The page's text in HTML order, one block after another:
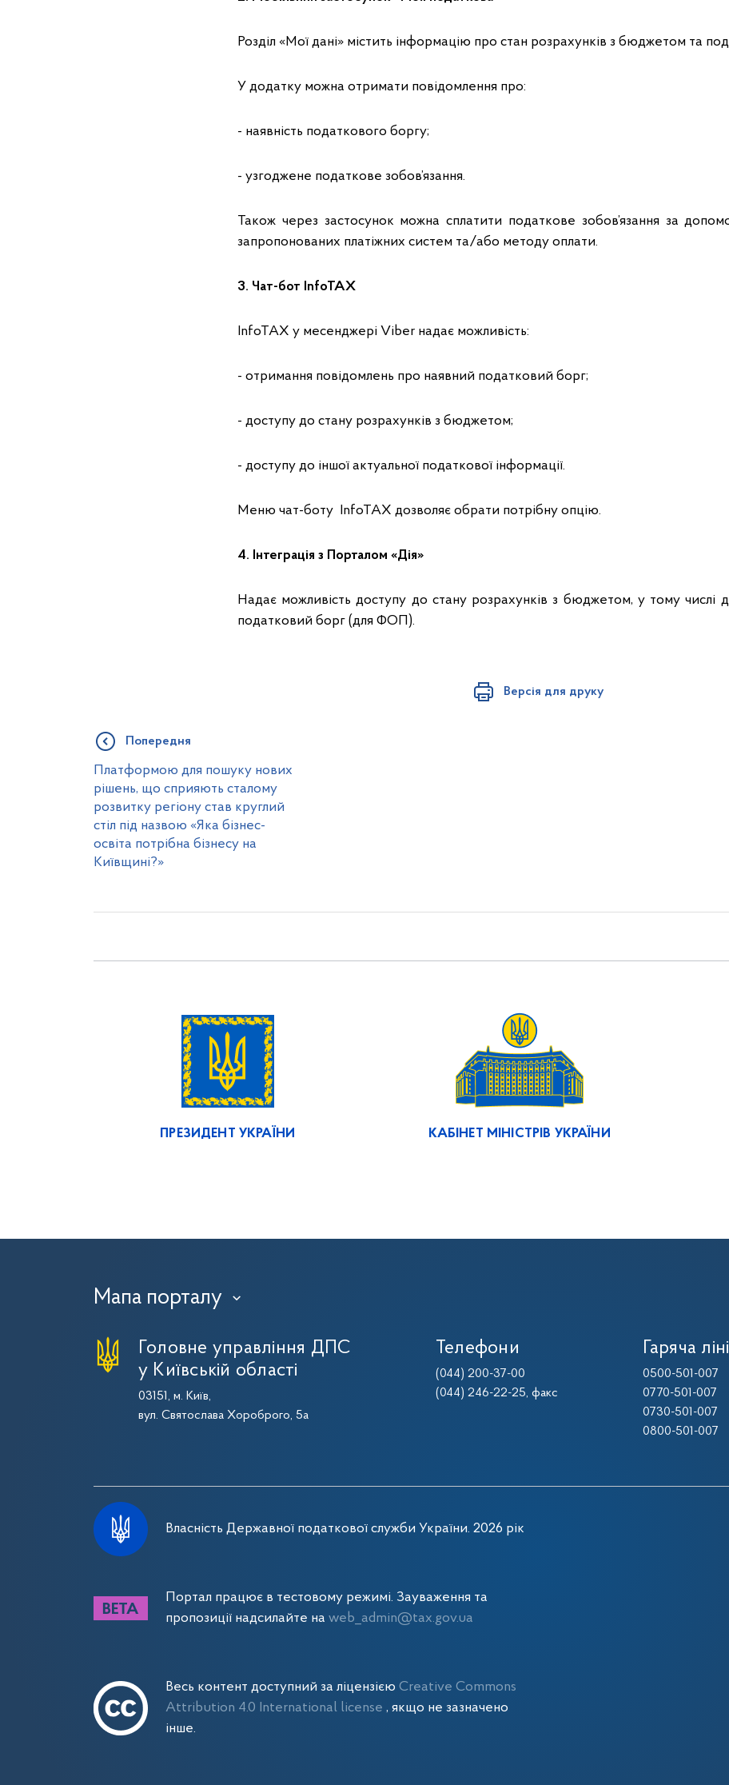
Розділ «Мої дані» містить інформацію про стан розрахунків з бюджетом та
У додатку можна отримати повідомлення про:
- наявність податкового боргу;
- узгоджене податкове зобов’язання.
Також через застосунок можна сплатити податкове зобов’язання за
запропонованих платіжних систем та/або методу оплати.
3. Чат-бот InfoTAX
InfoTAX у месенджері Viber надає можливість:
- отримання повідомлень про наявний податковий борг;
- доступу до стану розрахунків з бюджетом;
- доступу до іншої актуальної податкової інформації.
Меню чат-боту InfoTAX дозволяє обрати потрібну опцію.
4. Інтеграція з Порталом «Дія»
Надає можливість доступу до стану розрахунків з бюджетом, у тому числі
податковий борг (для ФОП).
Версія для друку
Попередня
Платформою для пошуку нових
рішень, що сприяють сталому
розвитку регіону став круглий
стіл під назвою «Яка бізнес-
освіта потрібна бізнесу на
Київщині?»
ПРЕЗИДЕНТ УКРАЇНИ КАБІНЕТ МІНІСТРІВ УКРАЇНИ
Мапа порталу ›
Головне управління ДПС
у Київській області
03151, м. Київ,
вул. Святослава Хороброго, 5а
Телефони
(044) 200-37-00
(044) 246-22-25, факс
Гаряча
0500-501-007
0770-501-007
0730-501-007
0800-501-007
Власність Державної податкової служби України. 2026 рік
Портал працює в тестовому режимі. Зауваження та
пропозиції надсилайте на web_admin@tax.gov.ua
Весь контент доступний за ліцензією Creative Commons
Attribution 4.0 International license , якщо не зазначено
інше.